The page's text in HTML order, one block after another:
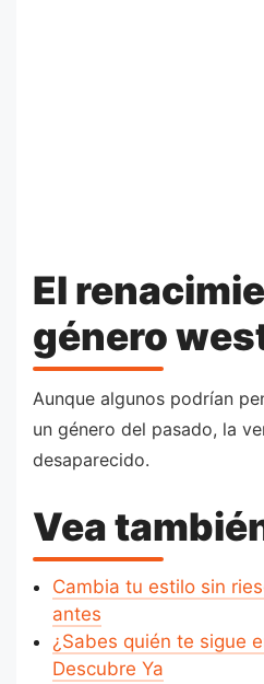
El
género
Aunque algunos podrían
un género del pasado, la
desaparecido.
Vea
Cambia tu estilo sin
antes
¿Sabes quién te sigue
Descubre Ya